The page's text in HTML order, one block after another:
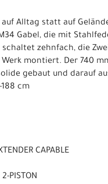
Alltag statt auf
Gabel, die mit
schaltet zehnfach, die
montiert. Der 740
gebaut und darauf
188 cm
CAPABLE
PISTON